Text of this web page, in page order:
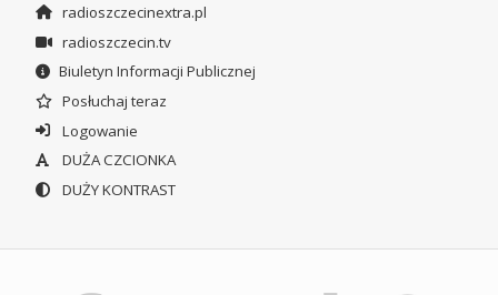
radioszczecinextra.pl
radioszczecin.tv
Biuletyn Informacji Publicznej
Posłuchaj teraz
Logowanie
DUŻA CZCIONKA
DUŻY KONTRAST